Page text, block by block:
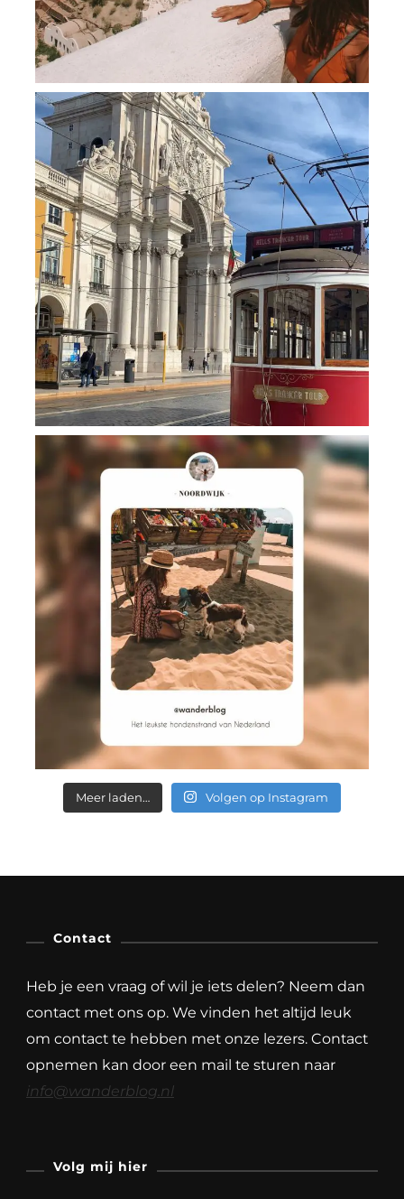
Meer laden… Volgen op Instagram
Contact
Heb je een vraag of wil je iets delen? Neem dan
contact met ons op. We vinden het altijd leuk
om contact te hebben met onze lezers. Contact
opnemen kan door een mail te sturen naar
info@wanderblog.nl
Volg mij hier